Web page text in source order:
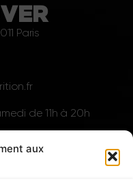
aux
Paris
de 11h à 20h